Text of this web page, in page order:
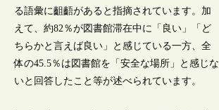
る語彙に齟齬があると指摘されています。加
えて、約82％が図書館滞在中に「良い」「ど
ちらかと言えば良い」と感じている一方、全
体の45.5％は図書館を「安全な場所」と感じな
いと回答したこと等が述べられています。